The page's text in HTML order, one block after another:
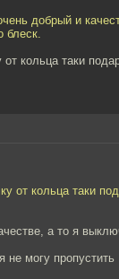
добрый и
блеск.
от кольца таки
от кольца таки
а то я
могу пропустить